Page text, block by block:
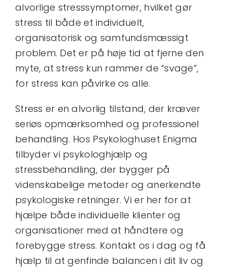
alvorlige stresssymptomer, hvilket gør
stress til både et individuelt,
organisatorisk og samfundsmæssigt
problem. Det er på høje tid at fjerne den
myte, at stress kun rammer de “svage”,
for stress kan påvirke os alle.
Stress er en alvorlig tilstand, der kræver
seriøs opmærksomhed og professionel
behandling. Hos Psykologhuset Enigma
tilbyder vi psykologhjælp og
stressbehandling, der bygger på
videnskabelige metoder og anerkendte
psykologiske retninger. Vi er her for at
hjælpe både individuelle klienter og
organisationer med at håndtere og
forebygge stress. Kontakt os i dag og få
hjælp til at genfinde balancen i dit liv og